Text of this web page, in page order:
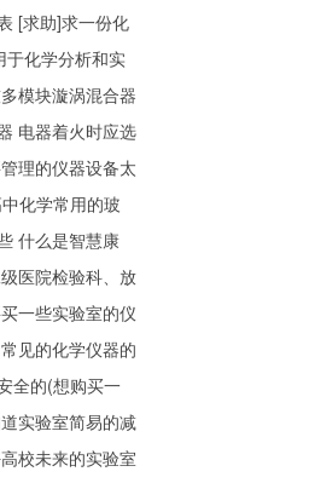
精灯、漏斗、洗气瓶、干燥管、托
、玻璃棒、量气装置等。
器，在常温或加热时使用。注意，
溶剂的反应容器，在常温或加热时
上，使受热均匀。
不能加热，不能作反应容器。
量气体。
完酒精灯后，必须用灯帽盖灭，不
酒精灯里添加酒精，以免失火，绝
灯。
问广东省有哪些
[求助]求一份化
于化学分析和实
模块漩涡混合器
电器着火时应选
理的仪器设备太
管理软件
化学常用的玻
什么是智慧康
医院检验科、放
备!详细点!
一些实验室的仪
买
见的化学仪器的
全的(想购买一
，大概要多少
有卖？那里的便
实验室简易的减
作一个简单的减
校未来的实验室